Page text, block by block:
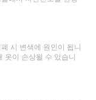
시 변색에 원인이 됩니
옷이 손상될 수 있습니